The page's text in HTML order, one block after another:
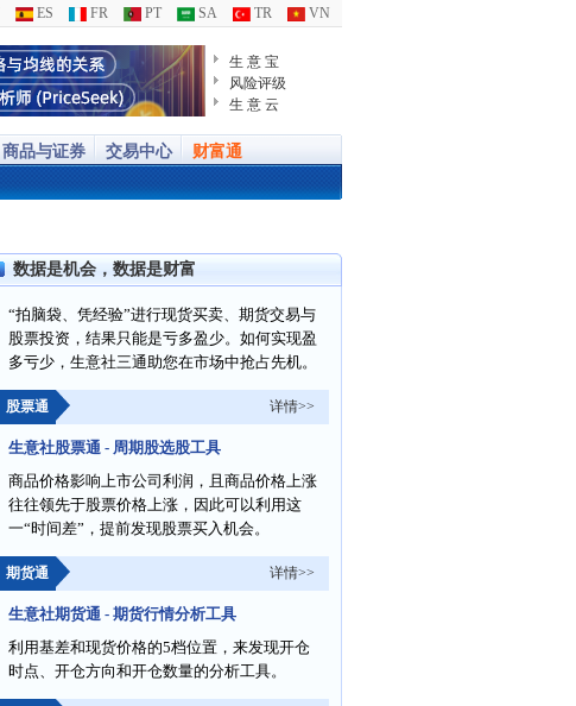
ES FR PT SA TR VN
生 意 宝
风险评级
生 意 云
商品与证券 交易中心 财富通
数据是机会，数据是财富
“拍脑袋、凭经验”进行现货买卖、期货交易与
股票投资，结果只能是亏多盈少。如何实现盈
多亏少，生意社三通助您在市场中抢占先机。
股票通 详情>>
生意社股票通 - 周期股选股工具
商品价格影响上市公司利润，且商品价格上涨
往往领先于股票价格上涨，因此可以利用这
一“时间差”，提前发现股票买入机会。
期货通 详情>>
生意社期货通 - 期货行情分析工具
利用基差和现货价格的5档位置，来发现开仓
时点、开仓方向和开仓数量的分析工具。